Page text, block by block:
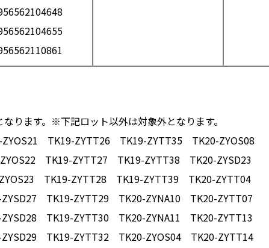
ります。※下記ロット以外は対象外となります。
TK19-ZYTT26 TK19-ZYTT35 TK20-ZYOS08
TK19-ZYTT27 TK19-ZYTT38 TK20-ZYSD23
TK19-ZYTT28 TK19-ZYTT39 TK20-ZYTT04
TK19-ZYTT29 TK20-ZYNA10 TK20-ZYTT07
TK19-ZYTT30 TK20-ZYNA11 TK20-ZYTT13
TK19-ZYTT32 TK20-ZYOS04 TK20-ZYTT14